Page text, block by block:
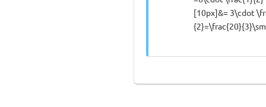
[10px]&= 3\cdot